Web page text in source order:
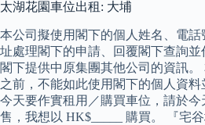
太湖花園車位出租: 大埔
本公司擬使用閣下的個人姓名、電
址處理閣下的申請、回覆閣下查詢
閣下提供中原集團其他公司的資訊
之前，不能如此使用閣下的個人資
今天要作實租用／購買車位，請於
售，我想以 HK$_____ 購買。 『宅